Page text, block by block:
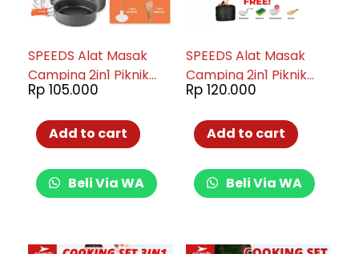
SPEEDS Alat Masak
Camping 2in1 Piknik
Portable Serbaguna
Rp 105.000
Add to cart
Beli Via WA
SPEEDS Alat Masak
Camping 2in1 Piknik
Portable Serbaguna
Rp120.000
Add to cart
Beli Via WA